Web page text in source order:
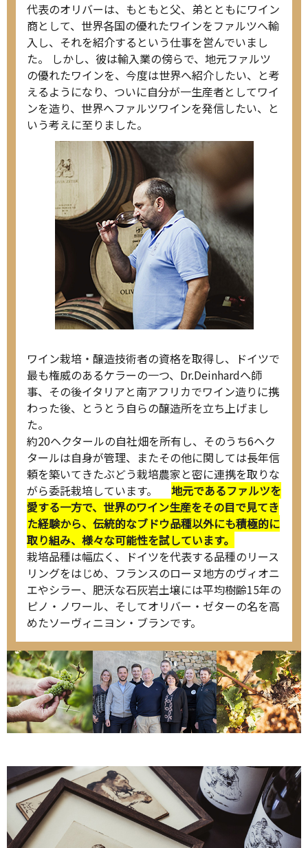
代表のオリバーは、もともと父、弟とともにワイン
商として、世界各国の優れたワインをファルツへ輸
入し、それを紹介するという仕事を営んでいまし
た。 しかし、彼は輸入業の傍らで、地元ファルツ
の優れたワインを、今度は世界へ紹介したい、と考
えるようになり、ついに自分が一生産者としてワイ
ンを造り、世界へファルツワインを発信したい、と
いう考えに至りました。
ワイン栽培・醸造技術者の資格を取得し、ドイツで
最も権威のあるケラーの一つ、Dr.Deinhardへ師
事、その後イタリアと南アフリカでワイン造りに携
わった後、とうとう自らの醸造所を立ち上げまし
た。
約20ヘクタールの自社畑を所有し、そのうち6ヘク
タールは自身が管理、またその他に関しては長年信
頼を築いてきたぶどう栽培農家と密に連携を取りな
がら委託栽培しています。 地元であるファルツを
愛する一方で、世界のワイン生産をその目で見てき
た経験から、伝統的なブドウ品種以外にも積極的に
取り組み、様々な可能性を試しています。
栽培品種は幅広く、ドイツを代表する品種のリース
リングをはじめ、フランスのローヌ地方のヴィオニ
エやシラー、肥沃な石灰岩土壌には平均樹齢15年の
ピノ・ノワール、そしてオリバー・ゼターの名を高
めたソーヴィニヨン・ブランです。